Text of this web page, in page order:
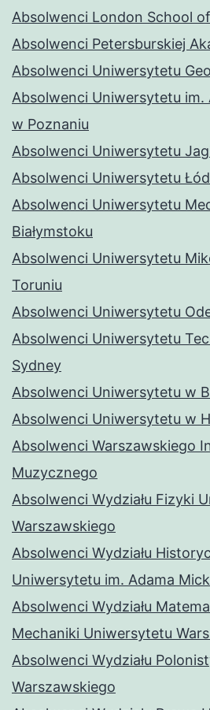
Absolwenci London School
Absolwenci Petersburskiej
Absolwenci Uniwersytetu
Absolwenci Uniwersytetu im.
w Poznaniu
Absolwenci Uniwersytetu
Absolwenci Uniwersytetu
Absolwenci Uniwersytetu
Białymstoku
Absolwenci Uniwersytetu
Toruniu
Absolwenci Uniwersytetu
Absolwenci Uniwersytetu
Sydney
Absolwenci Uniwersytetu w
Absolwenci Uniwersytetu w
Absolwenci Warszawskiego
Muzycznego
Absolwenci Wydziału Fizyki
Warszawskiego
Absolwenci Wydziału
Uniwersytetu im. Adama
Absolwenci Wydziału
Mechaniki Uniwersytetu
Absolwenci Wydziału
Warszawskiego